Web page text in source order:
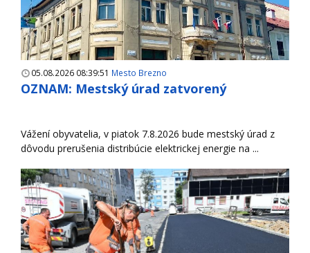
05.08.2026 08:39:51 Mesto Brezno
OZNAM: Mestský úrad zatvorený
Vážení obyvatelia, v piatok 7.8.2026 bude mestský úrad z
dôvodu prerušenia distribúcie elektrickej energie na ...